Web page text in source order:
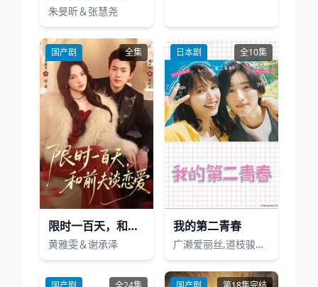
朱旻昕＆张慧尧
国产剧 全集
限时一百天，和前夫谈恋爱
黄雅雯＆谢承泽
日本剧 全10集
我的第二青春
广濑爱丽丝,道枝骏佑,伊原六花,饭沼爱,水泽林太郎,箭内梦菜,滨尾矩考,イモトアヤコ,安藤政信